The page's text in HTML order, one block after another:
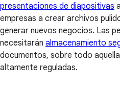
presentaciones de diapositivas
empresas a crear archivos
generar nuevos negocios. Las
necesitarán almacenamiento
documentos, sobre todo
altamente reguladas.